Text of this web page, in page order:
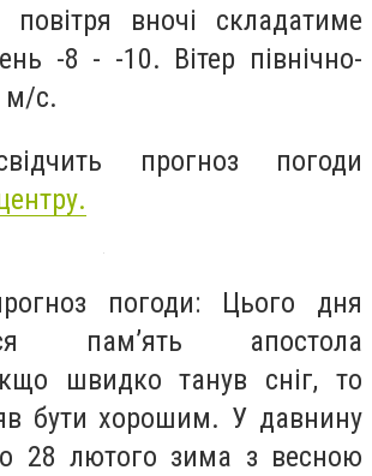
повітря вночі складатиме
-8 - -10. Вітер північно-
м/с.
прогноз погоди
погоди: Цього дня
пам’ять апостола
швидко танув сніг, то
бути хорошим. У давнину
28 лютого зима з весною